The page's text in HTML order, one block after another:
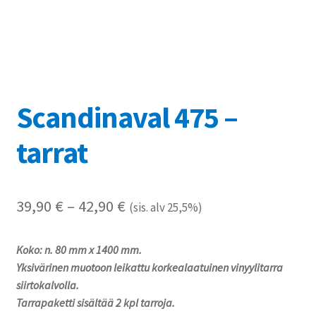
Teollisuus & Kiinteistö
Tietoa meistä
Toimitusehdot
Kassa
Scandinaval 475 –
tarrat
39,90 € – 42,90 €Hintaluokka:
-
(sis. alv 25,5%)
Koko: n. 80 mm x 1400 mm.
Yksivärinen muotoon leikattu korkealaatuinen vinyylitarra
siirtokalvolla.
Tarrapaketti sisältää 2 kpl tarroja.